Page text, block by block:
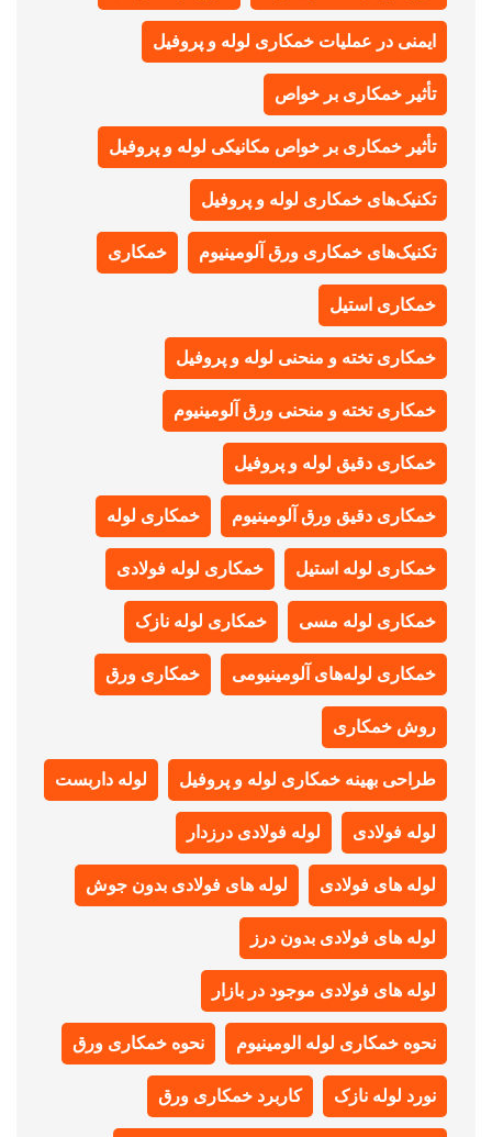
ایمنی در عملیات خمکاری لوله و پروفیل
تأثیر خمکاری بر خواص
تأثیر خمکاری بر خواص مکانیکی لوله و پروفیل
تکنیک‌های خمکاری لوله و پروفیل
تکنیک‌های خمکاری ورق آلومینیوم خمکاری
خمکاری استیل
خمکاری تخته و منحنی لوله و پروفیل
خمکاری تخته و منحنی ورق آلومینیوم
خمکاری دقیق لوله و پروفیل
خمکاری دقیق ورق آلومینیوم خمکاری لوله
خمکاری لوله استیل خمکاری لوله فولادی
خمکاری لوله مسی خمکاری لوله نازک
خمکاری لوله‌های آلومینیومی خمکاری ورق
روش خمکاری
طراحی بهینه خمکاری لوله و پروفیل لوله داربست
لوله فولادی لوله فولادی درزدار
لوله های فولادی لوله های فولادی بدون جوش
لوله های فولادی بدون درز
لوله های فولادی موجود در بازار
نحوه خمکاری لوله الومینیوم نحوه خمکاری ورق
نورد لوله نازک کاربرد خمکاری ورق